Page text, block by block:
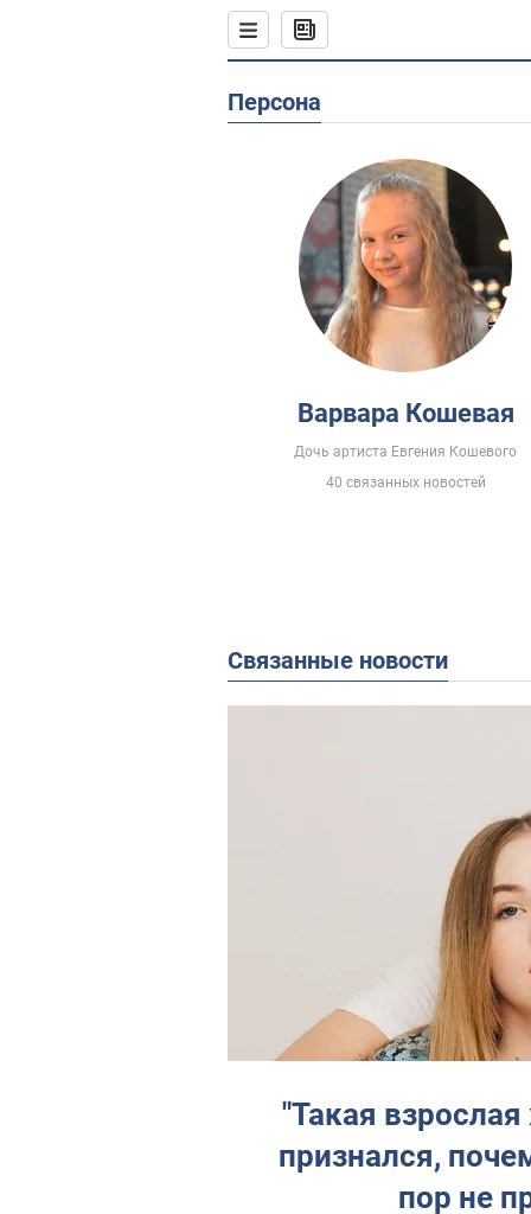
Персона
Варвара Кошевая
Дочь артиста Евгения Кошевого
40 связанных новостей
Связанные новости
"Такая
признался,
пор не